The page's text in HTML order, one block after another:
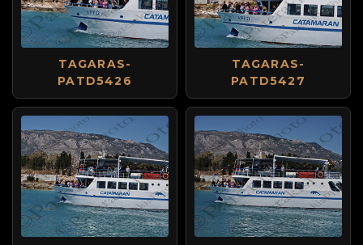
TAGARAS-
PATD5426
TAGARAS-
PATD5427